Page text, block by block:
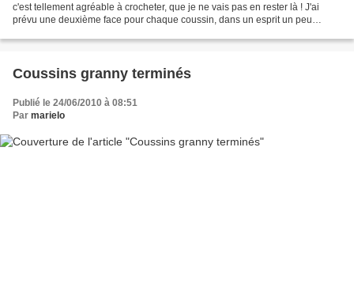
c'est tellement agréable à crocheter, que je ne vais pas en rester là ! J'ai
prévu une deuxième face pour chaque coussin, dans un esprit un peu
Coussins granny terminés
Publié le 24/06/2010 à 08:51
Par marielo